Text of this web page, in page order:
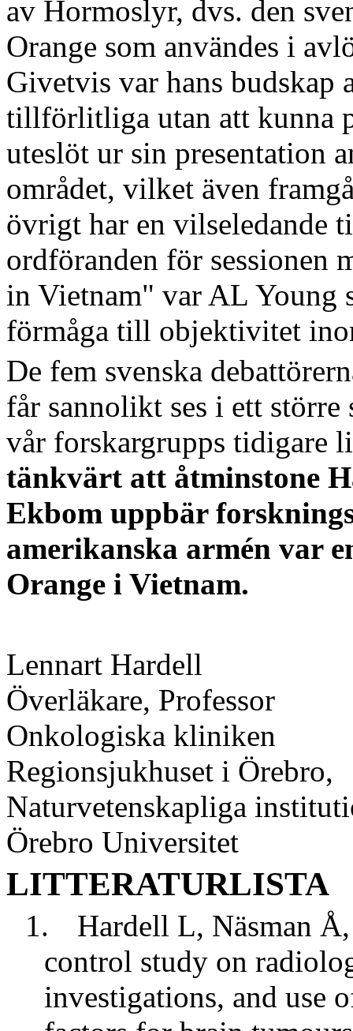
av Hormoslyr, dvs. den
Orange som användes i
Givetvis var hans budskap
tillförlitliga utan att kunna
uteslöt ur sin presentation
området, vilket även
övrigt har en vilseledande
ordföranden för sessionen
in Vietnam" var AL Young
förmåga till objektivitet
De fem svenska
får sannolikt ses i ett större
vår forskargrupps tidigare
tänkvärt att åtminstone
Ekbom uppbär
amerikanska armén var
Orange i Vietnam.
Lennart Hardell
Överläkare, Professor
Onkologiska kliniken
Regionsjukhuset i Örebro,
Naturvetenskapliga
Örebro Universitet
LITTERATURLISTA
1.
Hardell L, Näsman
control study on
investigations, and use